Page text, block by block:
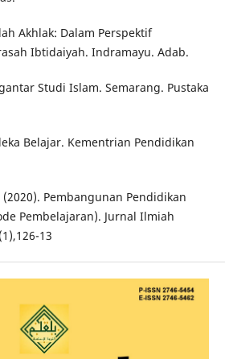
Akhlak: Dalam Perspektif
Ibtidaiyah. Indramayu. Adab.
Studi Islam. Semarang. Pustaka
Belajar. Kementrian Pendidikan
Pembangunan Pendidikan
Pembelajaran). Jurnal Ilmiah
13